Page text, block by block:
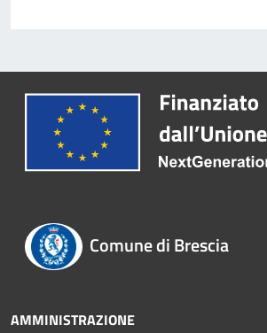
Comune di Brescia
AMMINISTRAZIONE